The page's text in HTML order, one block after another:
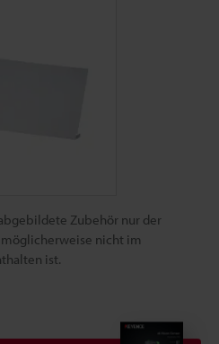
Zubehör nur der
nicht im
ist.